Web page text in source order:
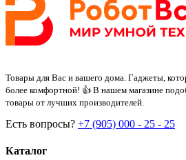
Товары для Вас и вашего дома. Гаджеты,
более комфортной! 👍 В нашем магазине
товары от лучших производителей.
Есть вопросы? +7 (905) 000 - 25 - 25
Каталог